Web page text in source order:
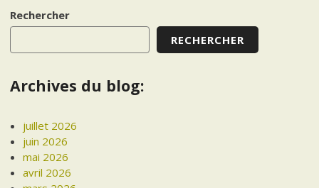
Rechercher
RECHERCHER
Archives du blog:
juillet 2026
juin 2026
mai 2026
avril 2026